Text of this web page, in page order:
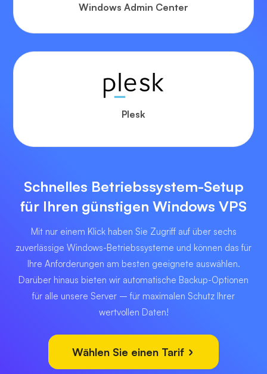
Windows Admin Center
Plesk
Schnelles Betriebssystem-Setup
für Ihren günstigen Windows VPS
Mit nur einem Klick haben Sie Zugriff auf über sechs
zuverlässige Windows-Betriebssysteme und können das für
Ihre Anforderungen am besten geeignete auswählen.
Darüber hinaus bieten wir automatische Backup-Optionen
für alle unsere Server – für maximalen Schutz Ihrer
wertvollen Daten!
Wählen Sie einen Tarif